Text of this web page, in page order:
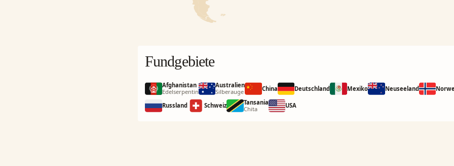
Fundgebiete
Afghanistan
Edelserpentin
Australien
Silberauge
China Deutschland Mexiko Neuseeland
Russland Schweiz
Tansania
Chita
USA